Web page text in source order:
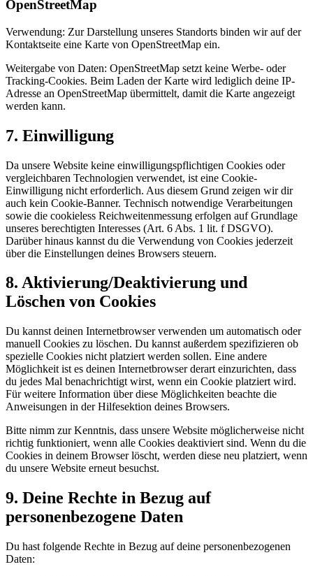
OpenStreetMap
Verwendung: Zur Darstellung unseres Standorts binden wir auf der
Kontaktseite eine Karte von OpenStreetMap ein.
Weitergabe von Daten: OpenStreetMap setzt keine Werbe- oder
Tracking-Cookies. Beim Laden der Karte wird lediglich deine IP-
Adresse an OpenStreetMap übermittelt, damit die Karte angezeigt
werden kann.
7. Einwilligung
Da unsere Website keine einwilligungspflichtigen Cookies oder
vergleichbaren Technologien verwendet, ist eine Cookie-
Einwilligung nicht erforderlich. Aus diesem Grund zeigen wir dir
auch kein Cookie-Banner. Technisch notwendige Verarbeitungen
sowie die cookieless Reichweitenmessung erfolgen auf Grundlage
unseres berechtigten Interesses (Art. 6 Abs. 1 lit. f DSGVO).
Darüber hinaus kannst du die Verwendung von Cookies jederzeit
über die Einstellungen deines Browsers steuern.
8. Aktivierung/Deaktivierung und
Löschen von Cookies
Du kannst deinen Internetbrowser verwenden um automatisch oder
manuell Cookies zu löschen. Du kannst außerdem spezifizieren ob
spezielle Cookies nicht platziert werden sollen. Eine andere
Möglichkeit ist es deinen Internetbrowser derart einzurichten, dass
du jedes Mal benachrichtigt wirst, wenn ein Cookie platziert wird.
Für weitere Information über diese Möglichkeiten beachte die
Anweisungen in der Hilfesektion deines Browsers.
Bitte nimm zur Kenntnis, dass unsere Website möglicherweise nicht
richtig funktioniert, wenn alle Cookies deaktiviert sind. Wenn du die
Cookies in deinem Browser löscht, werden diese neu platziert, wenn
du unsere Website erneut besuchst.
9. Deine Rechte in Bezug auf
personenbezogene Daten
Du hast folgende Rechte in Bezug auf deine personenbezogenen
Daten: